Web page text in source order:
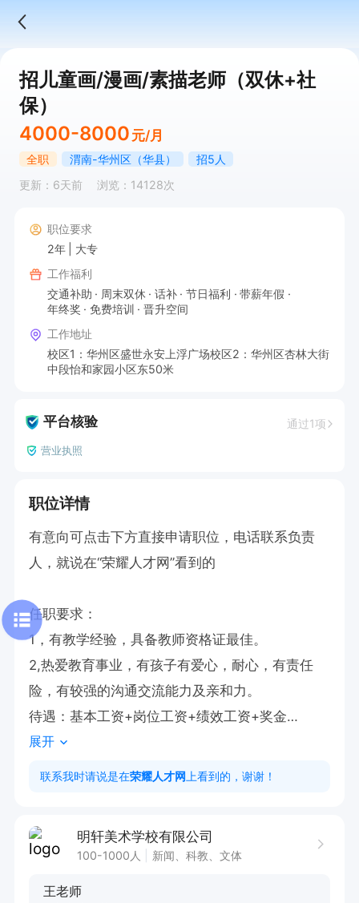
招儿童画/漫画/素描老师（双休+社
保）
4000-8000 元/月
全职 渭南-华州区（华县）
招5人
更新：6天前
浏览：14128次
职位要求
2年
大专
工作福利
交通补助
周末双休 话补 节日福利
带薪年假
年终奖
免费培训
晋升空间
工作地址
校区1：华州区盛世永安上浮广场校区2：华州区杏林大街
中段怡和家园小区东50米
平台核验 通过1项
营业执照
职位详情
有意向可点击下方直接申请职位，电话联系负责
人，就说在“荣耀人才网”看到的
任职要求：
1，有教学经验，具备教师资格证最佳。
2,热爱教育事业，有孩子有爱心，耐心，有责任
险，有较强的沟通交流能力及亲和力。
待遇：基本工资+岗位工资+绩效工资+奖金
福利：双休+法定假+节日福利+养老保险。
展开
联系我时请说是在荣耀人才网 上看到的，谢谢！
明轩美术学校有限公司
100-1000人 新闻、科教、文体
王老师